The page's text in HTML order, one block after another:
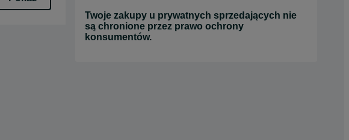
Twoje zakupy u prywatnych sprzedających nie
są chronione przez prawo ochrony
konsumentów.